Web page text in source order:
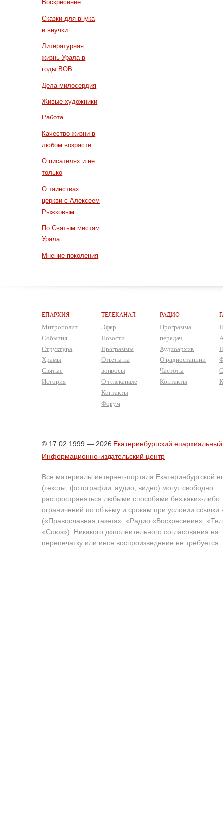
Воскресение
Сказки для внука
и внучки
Литературная
жизнь Урала в
годы ВОВ
Дела милосердия
Живые художники
Работа
Качество жизни в
любом возрасте
О писателях и не
только
О таинствах
церкви с Алексеем
Рыжковым
По Святым местам
Урала
Мнение поколения
ЕПАРХИЯ
Митрополит
События
Структура
Храмы
Святые
История
ТЕЛЕКАНАЛ
Эфир
Новости
Программы
Ответы на
вопросы
О телеканале
Контакты
Форум
РАДИО
Программа
передач
Аудиоархив
О радиостанции
Частоты
Контакты
© 17.02.1999 — 2026 Екатеринбургский епархиальный
Информационно-издательский центр
Все материалы интернет-портала Екатеринбургской
(тексты, фотографии, аудио, видео) могут свободно
распространяться любыми способами без каких-либо
ограничений по объёму и срокам при условии ссылки
(«Православная газета», «Радио «Воскресение»,
«Союз»). Никакого дополнительного согласования на
перепечатку или иное воспроизведение не требуется.